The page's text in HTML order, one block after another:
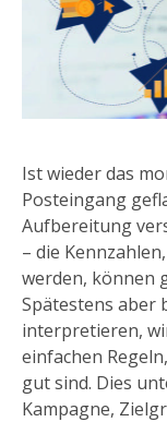
Ist wieder das
Posteingang
Aufbereitung
– die
werden, können
Spätestens aber
interpretieren,
einfachen
gut sind. Dies
Kampagne,